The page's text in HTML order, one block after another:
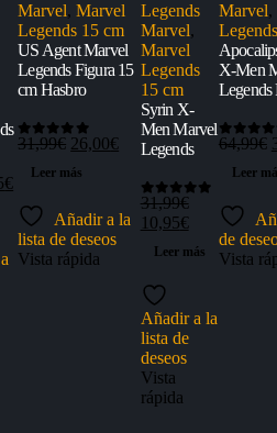
€
precio
actual
es:
19,95€.
Marvel,Marvel
Legends 15 cm
US Agent Marvel
Legends Figura 15
cm Hasbro
0out of 5
31,99€ El
original
31,99€.
26,00€
precio
actual
26,00€.
Leer más
Añadir a la
lista de deseos
Vista rápida
Marvel,
Marvel
Legends
15 cm
Syrin X-
Men Marvel
Legends
0out of 5
31,99€
El
original
era:
31,99€.
10,95€El
precio
actual
Leer más
Añadir a la
lista de
deseos
Vista
rápida
Marvel,
X-Men
Legends
0out of
64,99€
Leer
de
Vista